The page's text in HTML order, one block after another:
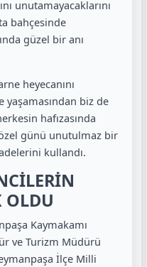
unutamayacaklarını
bahçesinde
güzel bir anı
heyecanını
biz de
hafızasında
günü unutulmaz bir
kullandı.
OLDU
Kaymakamı
ve Turizm Müdürü
İlçe Milli